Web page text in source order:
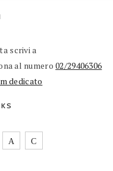
scrivi a
al numero02/29406306
dedicato